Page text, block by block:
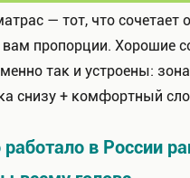
— тот, что сочетает
вам пропорции. Хорошие
так и устроены:
снизу + комфортный
работало в России